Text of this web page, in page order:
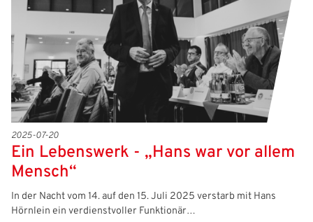
2025-07-20
Ein Lebenswerk - „Hans war vor allem
Mensch“
In der Nacht vom 14. auf den 15. Juli 2025 verstarb mit Hans
Hörnlein ein verdienstvoller Funktionär…